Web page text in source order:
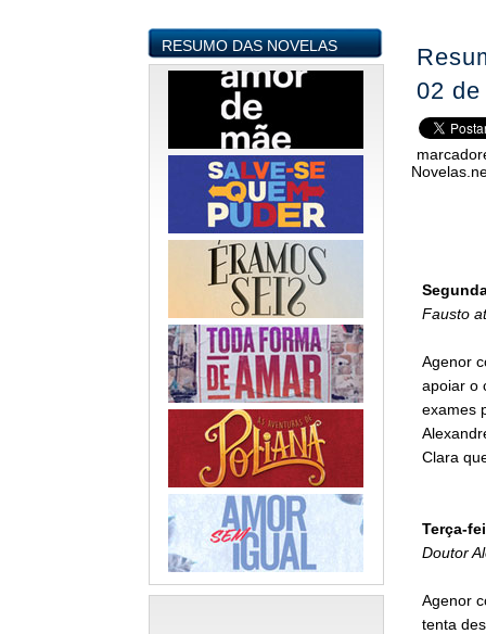
RESUMO DAS NOVELAS
02
Fausto
Agenor
apoiar o
exames
Clara
Terça-
Doutor
Agenor
tenta